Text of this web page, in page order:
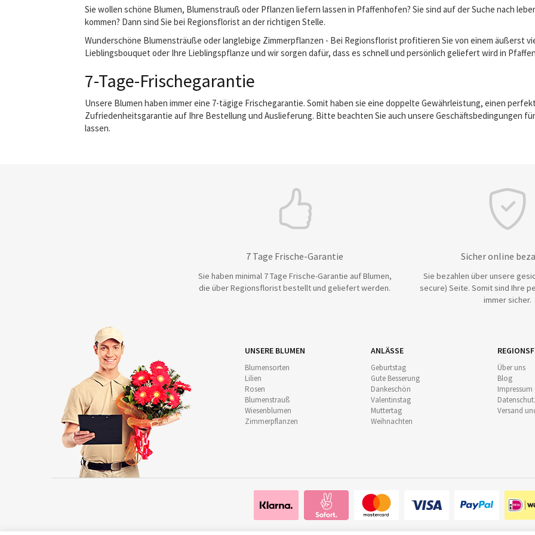
Sie wollen schöne Blumen, Blumenstrauß oder Pflanzen liefern lassen in Pfaffenhofen? Sie sind auf der Suche nach
kommen? Dann sind Sie bei Regionsflorist an der richtigen Stelle.
Wunderschöne Blumensträuße oder langlebige Zimmerpflanzen - Bei Regionsflorist profitieren Sie von einem äußerst
Lieblingsbouquet oder Ihre Lieblingspflanze und wir sorgen dafür, dass es schnell und persönlich geliefert wird in
7-Tage-Frischegarantie
Unsere Blumen haben immer eine 7-tägige Frischegarantie. Somit haben sie eine doppelte Gewährleistung, einen
Zufriedenheitsgarantie auf Ihre Bestellung und Auslieferung. Bitte beachten Sie auch unsere Geschäftsbedingungen
lassen.
7 Tage Frische-Garantie
Sie haben minimal 7 Tage Frische-Garantie auf Blumen,
die über Regionsflorist bestellt und geliefert werden.
Sicher online
Sie bezahlen über unsere
secure) Seite. Somit sind Ihre
immer sicher.
UNSERE BLUMEN
Blumensorten
Lilien
Rosen
Blumenstrauß
Wiesenblumen
Zimmerpflanzen
ANLÄSSE
Geburtstag
Gute Besserung
Dankeschön
Valentinstag
Muttertag
Weihnachten
Über uns
Blog
Impressum
Versand